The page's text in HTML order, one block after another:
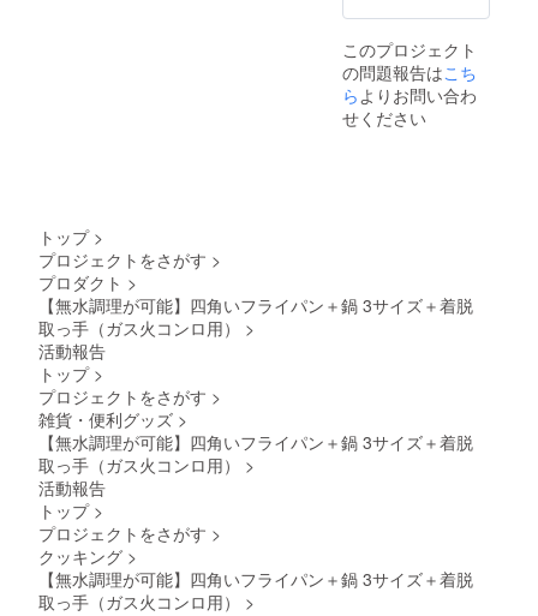
このプロジェクト
の問題報告はこち
ら よりお問い合わ
せください
トップ >
プロジェクトをさがす >
プロダクト >
【無水調理が可能】四角いフライパン＋鍋 3サイズ＋着脱
取っ手（ガス火コンロ用）
>
活動報告
トップ >
プロジェクトをさがす >
雑貨・便利グッズ >
【無水調理が可能】四角いフライパン＋鍋 3サイズ＋着脱
取っ手（ガス火コンロ用）
>
活動報告
トップ >
プロジェクトをさがす >
クッキング >
【無水調理が可能】四角いフライパン＋鍋 3サイズ＋着脱
取っ手（ガス火コンロ用）
>